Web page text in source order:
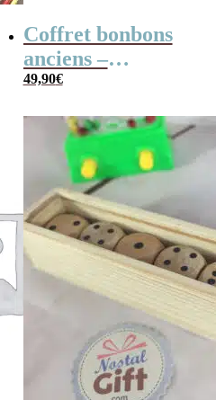
Coffret bonbons
anciens –
Transistor rétro
49,90€